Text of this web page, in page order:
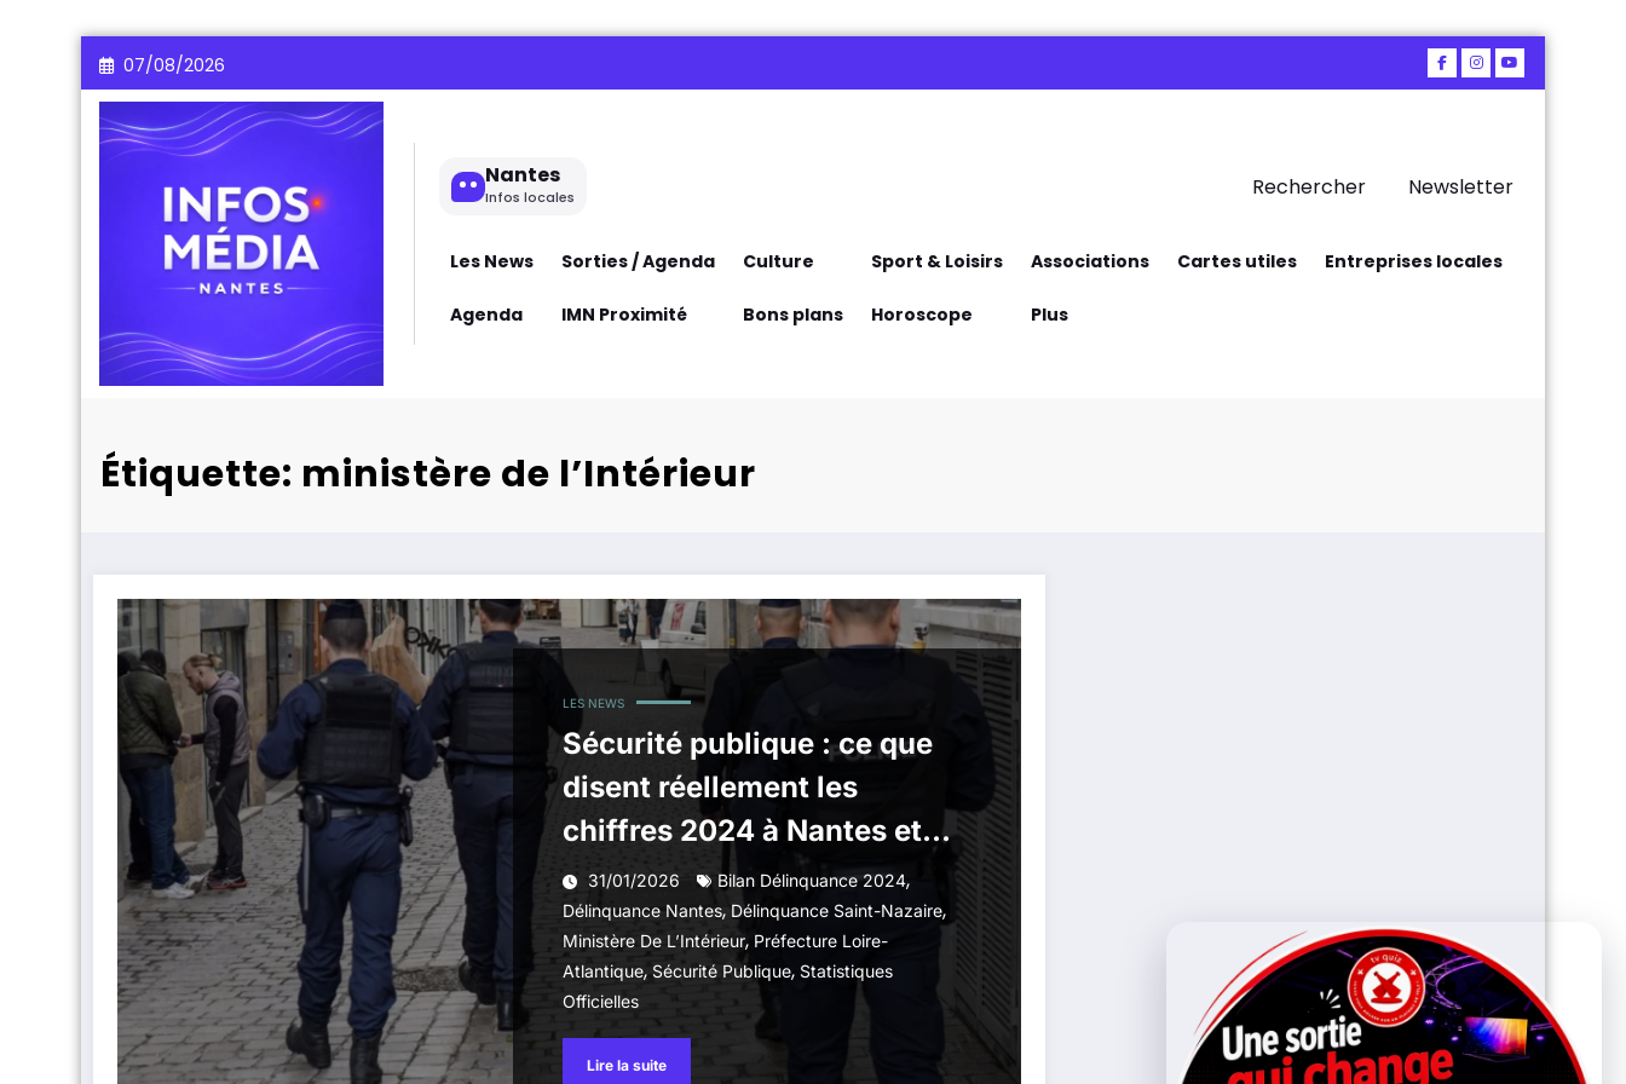
Aller
au
contenu
07/08/2026
Nantes
Infos locales Rechercher Newsletter
Les News Sorties / Agenda Culture Sport & Loisirs Associations Cartes utiles Entreprises locales
Agenda IMN Proximité Bons plans Horoscope Plus
Étiquette: ministère de l’Intérieur
LES NEWS
Sécurité publique : ce que
disent réellement les
chiffres 2024 à Nantes et
Saint-Nazaire
31/01/2026 Bilan Délinquance 2024,
Délinquance Nantes, Délinquance Saint-Nazaire,
Ministère De L’Intérieur, Préfecture Loire-
Atlantique, Sécurité Publique, Statistiques
Officielles
Lire la suite